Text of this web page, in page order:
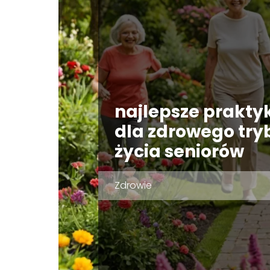
najlepsze
dla zdrowego
życia seniorów
Zdrowie